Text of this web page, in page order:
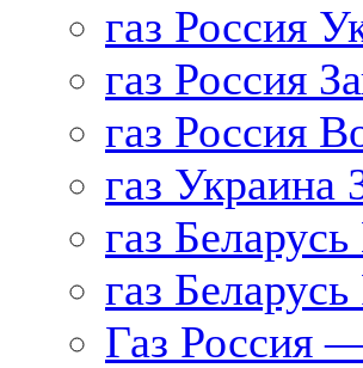
газ Россия
газ Россия
газ Россия
газ Украина
газ
газ
Газ Россия